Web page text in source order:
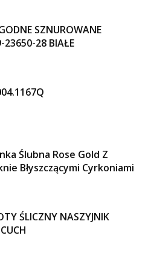
SZNUROWANE
23650-28 BIAŁE
Ślubna Rose Gold Z
Błyszczącymi Cyrkoniami
ŚLICZNY NASZYJNIK